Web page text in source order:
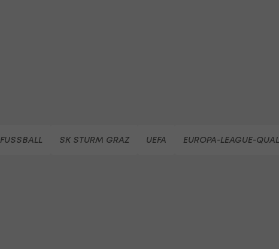
FUSSBALL SK STURM GRAZ UEFA EUROPA-LEAGUE-